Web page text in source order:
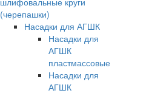
(черепашки)
Насадки для АГШК
Насадки для
АГШК
пластмассовые
Насадки для
АГШК